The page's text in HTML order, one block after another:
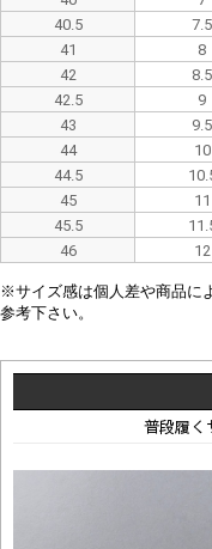
40.5
7.5
41
8
42
8.5
42.5
9
43
9.5
44
10
44.5
45
11
45.5
46
12
※サイズ感は個人差や商品に
参考下さい。
普段履く